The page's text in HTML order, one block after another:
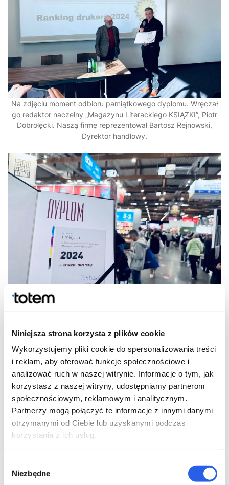
Niniejsza strona korzysta z plików cookie
Wykorzystujemy pliki cookie do spersonalizowania treści
i reklam, aby oferować funkcje społecznościowe i
analizować ruch w naszej witrynie. Informacje o tym, jak
korzystasz z naszej witryny, udostępniamy partnerom
społecznościowym, reklamowym i analitycznym.
Partnerzy mogą połączyć te informacje z innymi danymi
otrzymanymi od Ciebie lub uzyskanymi podczas
korzystania z ich usług.
zgody
Niezbędne
Na zdjęciu moment odbioru pamiątkowego dyplomu. Wręczał
go redaktor naczelny „Magazynu Literackiego KSIĄŻKI”, Piotr
Dobrołęcki. Naszą firmę reprezentował Bartosz Rejnowski,
Dyrektor handlowy.